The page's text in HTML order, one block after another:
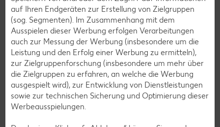
Mehr erfahren
auf Ihren Endgeräten zur Erstellung von Zielgruppen
(sog. Segmenten). Im Zusammenhang mit dem
Ausspielen dieser Werbung erfolgen Verarbeitungen
auch zur Messung der Werbung (insbesondere um die
Leistung und den Erfolg einer Werbung zu ermitteln),
zur Zielgruppenforschung (insbesondere um mehr über
die Zielgruppen zu erfahren, an welche die Werbung
ausgespielt wird), zur Entwicklung von Dienstleistungen
sowie zur technischen Sicherung und Optimierung dieser
Werbeausspielungen.